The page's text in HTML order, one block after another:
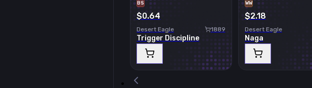
BS
$0.64
Desert Eagle 1889
Trigger Discipline
WW
$2.18
Desert Eagle
Naga